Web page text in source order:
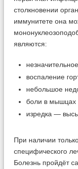
столкновении
иммунитете она
являются:
воспаление
небольшое
боли в мышцах
изредка —
При наличии
специфического
Болезнь пройдёт